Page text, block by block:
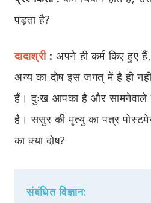
पड़ता है?
दादाश्री: अपने ही कर्म किए हुए
अन्य का दोष इस जगत् में है ही
हैं। दुःख आपका है और सामनेवाले
है। ससुर की मृत्यु का पत्र
का क्या दोष?
संबंधित विज्ञान: